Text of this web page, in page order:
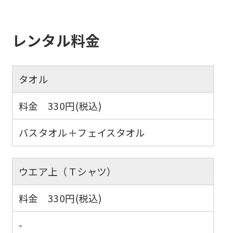
レンタル料金
タオル
料金 330円(税込)
バスタオル＋フェイスタオル
ウエア上（Ｔシャツ）
料金 330円(税込)
-